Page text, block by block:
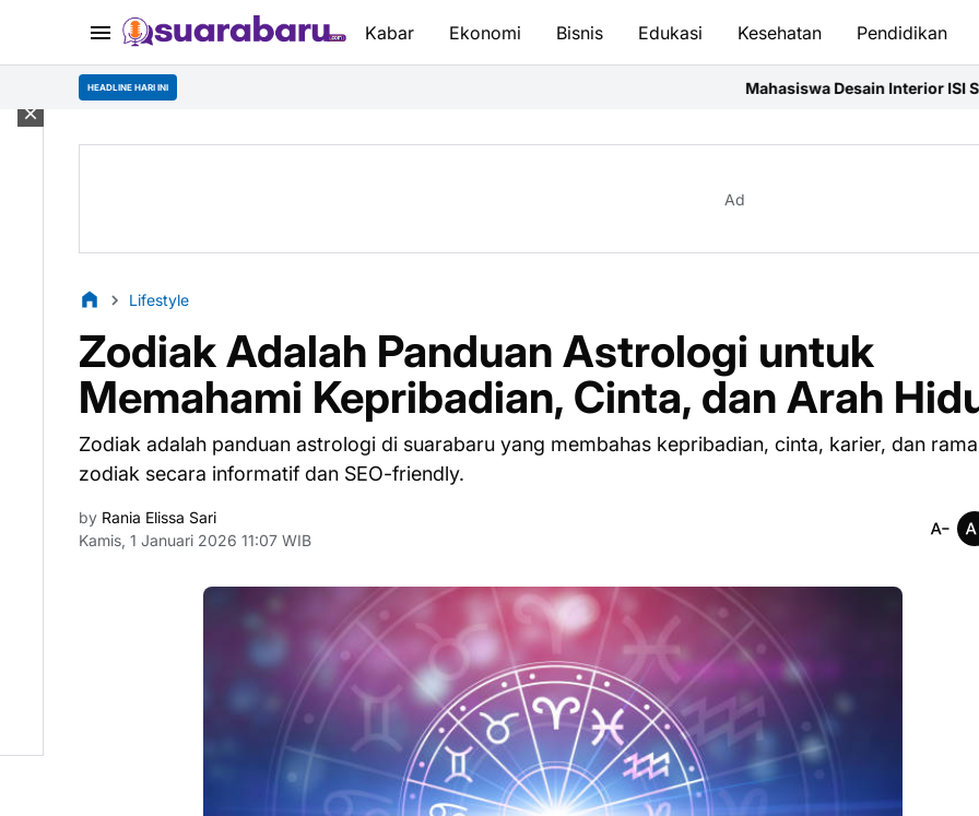
Kabar Ekonomi Bisnis Edukasi Kesehatan Pendidikan
HEADLINE HARI INI Mahasiswa Desain Interior ISI Surakarta Asah
Ad
Lifestyle
Zodiak Adalah Panduan Astrologi untuk
Memahami Kepribadian, Cinta, dan Arah
Zodiak adalah panduan astrologi di suarabaru yang membahas kepribadian, cinta, karier, dan
zodiak secara informatif dan SEO-friendly.
by Rania Elissa Sari
Kamis, 1 Januari 2026 11:07 WIB